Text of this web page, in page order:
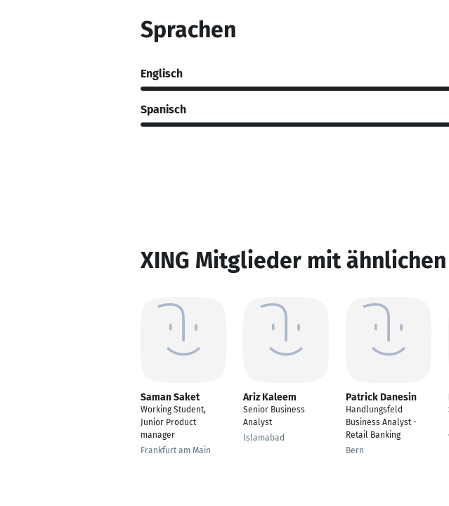
Sprachen
Englisch
Spanisch
XING Mitglieder mit
Saman Saket
Working Student,
Junior Product
manager
Frankfurt am Main
Ariz Kaleem
Senior Business
Analyst
Islamabad
Patrick Danesin
Handlungsfeld
Business Analyst -
Retail Banking
Bern